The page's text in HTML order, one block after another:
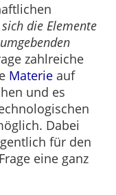
die Elemente
zahlreiche
Materie auf
und es
Dabei
für den
eine ganz